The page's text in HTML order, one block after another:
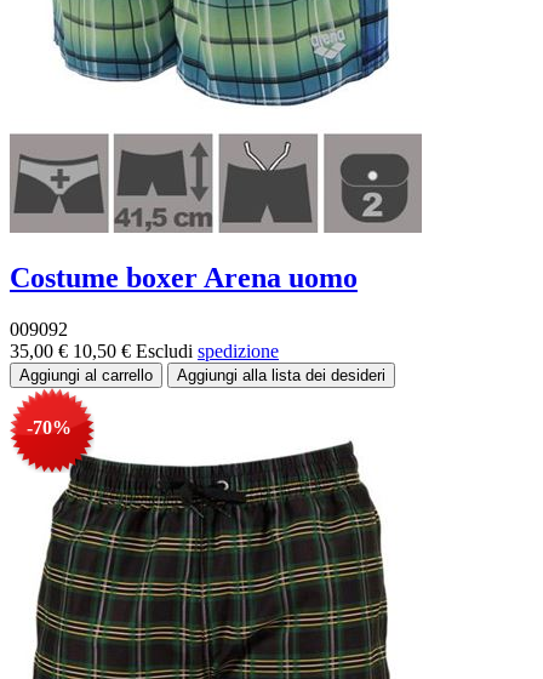
Costume boxer Arena uomo
009092
35,00 € 10,50 € Escludi spedizione
-70%